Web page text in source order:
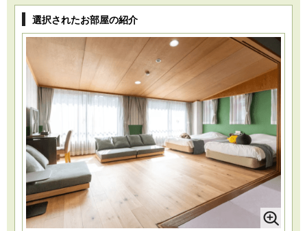
選択されたお部屋の紹介